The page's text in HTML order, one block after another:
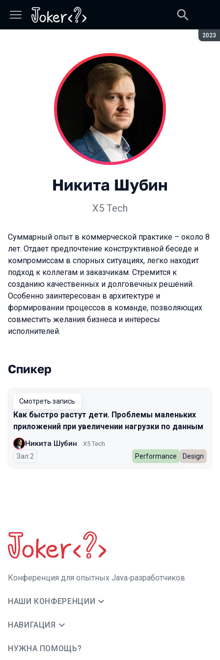
2023
Никита Шубин
X5 Tech
Суммарный опыт в коммерческой практике – около 8
лет. Отдает предпочтение конструктивной беседе и
компромиссам в спорных ситуациях, легко находит
подход к коллегам и заказчикам. Стремится к
созданию качественных и долговечных решений.
Особенно заинтересован в архитектуре и
формировании процессов в команде, позволяющих
совместить желания бизнеса и интересы
исполнителей.
Выступления в сезоне 2023
Спикер
Смотреть запись
Как быстро растут дети. Проблемы маленьких
приложений при увеличении нагрузки по данным
Никита Шубин X5 Tech
Зал 2 Performance Design
Конференция для опытных Java‑разработчиков
НАШИ КОНФЕРЕНЦИИ
НАВИГАЦИЯ
НУЖНА ПОМОЩЬ?